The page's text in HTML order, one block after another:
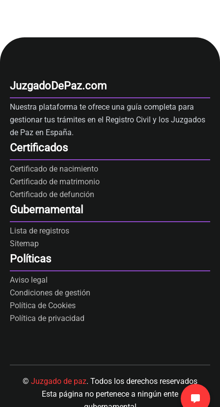
JuzgadoDePaz.com
Nuestra plataforma te ofrece una guía completa para
gestionar tus trámites en el Registro Civil y los Juzgados
de Paz en España.
Certificados
Certificado de nacimiento
Certificado de matrimonio
Certificado de defunción
Gubernamental
Lista de registros
Sitemap
Políticas
Aviso legal
Condiciones de gestión
Política de Cookies
Política de privacidad
© Juzgado de paz. Todos los derechos reservados
Esta página no pertenece a ningún ente